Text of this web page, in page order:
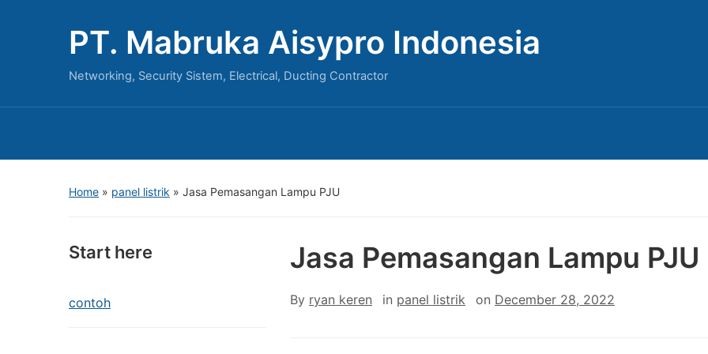
PT. Mabruka Aisypro Indonesia
Networking, Security Sistem, Electrical, Ducting Contractor
Home » panel listrik » Jasa Pemasangan Lampu PJU
Start here
contoh
Jasa Pemasangan Lampu PJU
By ryan keren in panel listrik on December 28, 2022